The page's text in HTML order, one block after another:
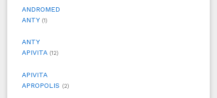
ANDROMED
ANTY (1)
ANTY
APIVITA (12)
APIVITA
APROPOLIS (2)